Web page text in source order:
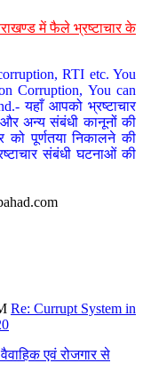
में फैले भ्रष्टाचार के
RTI etc. You
Corruption, You can
यहाँ आपको भ्रष्टाचार
और अन्य संबंधी कानूनों की
को पूर्णतया निकालने की
संबंधी घटनाओं की
Re: Currupt System in
एवं रोजगार से